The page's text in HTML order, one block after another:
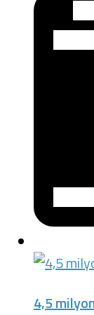
4,5